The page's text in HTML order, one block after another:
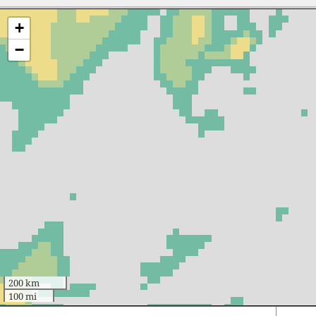
+
−
200 km
100 mi